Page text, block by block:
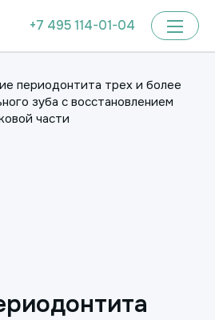
+7 495 114-01-04
периодонтита трех и более
зуба с восстановлением
части